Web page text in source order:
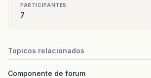
PARTICIPANTES
7
Topicos relacionados
Componente de forum